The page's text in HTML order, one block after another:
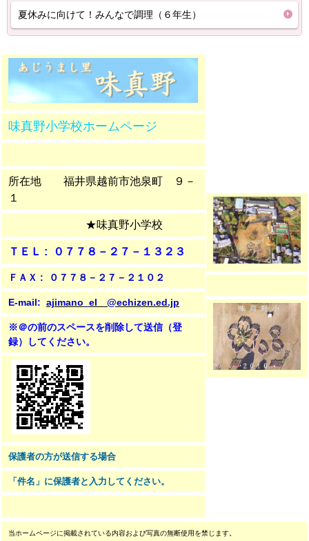
夏休みに向けて！みんなで調理（６年生）
味真野小学校ホームページ
所在地 福井県越前市池泉町 ９－
１
★味真野小学校
ＴＥＬ : ０７７８－２７－１３２３
ＦＡＸ : ０７７８－２７－２１０２
E-mail: ajimano_el @echizen.ed.jp
※＠の前のスペースを削除して送信（登
録）
してください。
保護者の方が送信する場合
「件名」に保護者と入力してください。
当ホームページに掲載されている内容および写真の無断使用を禁じます。